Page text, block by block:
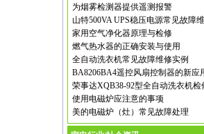
为烟雾检测器提供遥测报警
山特500VA UPS稳压电源常见故障维
家用空气净化器原理与检修
燃气热水器的正确安装与使用
全自动洗衣机常见故障维修实例
BA8206BA4遥控风扇控制器的新应
荣事达XQB38-92型全自动洗衣机检
使用电磁炉应注意的事项
美的电磁炉（灶）常见故障处理